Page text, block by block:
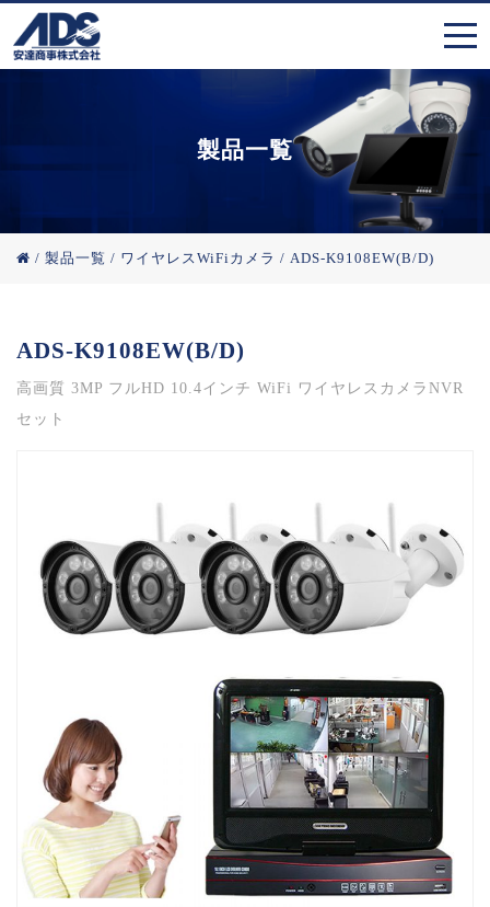
製品一覧
/ 製品一覧 / ワイヤレスWiFiカメラ / ADS-K9108EW(B/D)
ADS-K9108EW(B/D)
高画質 3MP フルHD 10.4インチ WiFi ワイヤレスカメラNVR
セット